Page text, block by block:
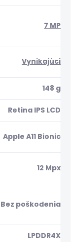
7 MP
Vynikajúci
148 g
Retina IPS LCD
Apple A11 Bionic
12 Mpx
Bez poškodenia
LPDDR4X